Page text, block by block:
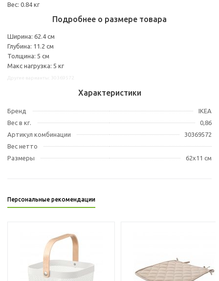
Вес: 0.84 кг
Подробнее о размере товара
Ширина: 62.4 см
Глубина: 11.2 см
Толщина: 5 см
Макс нагрузка: 5 кг
Характеристики
Бренд
IKEA
Вес в кг.
0,86
Артикул комбинации
30369572
Вес нетто
Размеры
62x11 см
Персональные рекомендации